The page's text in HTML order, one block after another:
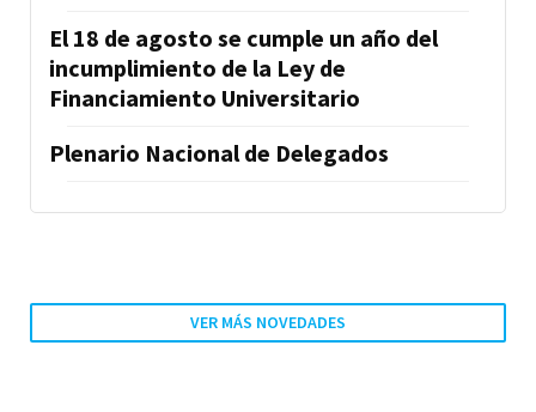
El 18 de agosto se cumple un año del
incumplimiento de la Ley de
Financiamiento Universitario
Plenario Nacional de Delegados
VER MÁS NOVEDADES